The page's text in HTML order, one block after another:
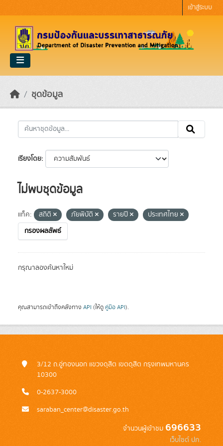
เข้าสู่ระบบ
ชุดข้อมูล
เรียงโดย
ไม่พบชุดข้อมูล
แท็ค: สถิติ ภัยพิบัติ รายปี
ประเทศไทย
กรองผลลัพธ์
กรุณาลองค้นหาใหม่
คุณสามารถเข้าถึงคลังทาง API (ให้ดู คู่มือ API).
3/12 ถ.อู่ทองนอก แขวงดุสิต เขตดุสิต กรุงเทพมหานคร
10300
0-2637-3000
saraban_center@disaster.go.th
จำนวนผู้เข้าชม 696633
เว็บไซต์ ปภ.